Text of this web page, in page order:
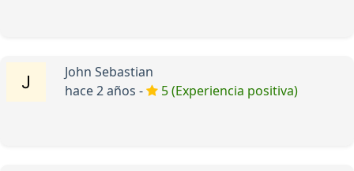
John Sebastian
hace 2 años -
5 (Experiencia positiva)